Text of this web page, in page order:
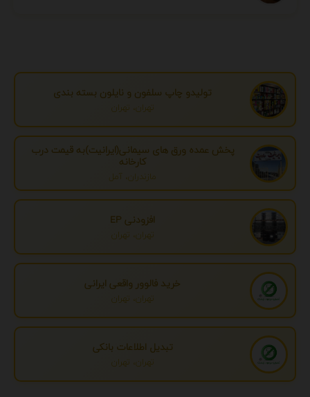
تولیدو چاپ سلفون و نایلون بسته بندی
تهران، تهران
پخش عمده ورق های سیمانی(ایرانیت)به قیمت درب
کارخانه
مازندران، آمل
افزودنی EP
تهران، تهران
خرید فالوور واقعی ایرانی
تهران، تهران
تبدیل اطلاعات بانکی
تهران، تهران